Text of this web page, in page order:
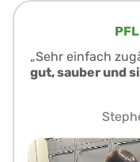
„Sehr einfach
gut, sauber und